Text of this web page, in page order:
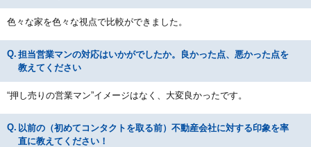
色々な家を色々な視点で比較ができました。
担当営業マンの対応はいかがでしたか。良かった点、悪かった点を
教えてください
“押し売りの営業マン”イメージはなく、大変良かったです。
以前の（初めてコンタクトを取る前）不動産会社に対する印象を率
直に教えてください！